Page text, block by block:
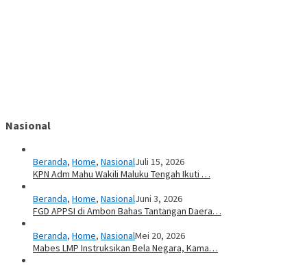
Nasional
Beranda, Home, NasionalJuli 15, 2026
KPN Adm Mahu Wakili Maluku Tengah Ikuti …
Beranda, Home, NasionalJuni 3, 2026
FGD APPSI di Ambon Bahas Tantangan Daera…
Beranda, Home, NasionalMei 20, 2026
Mabes LMP Instruksikan Bela Negara, Kama…